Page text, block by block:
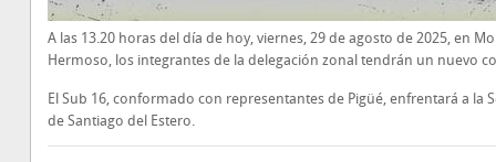
A las 13.20 horas del día de hoy, viernes, 29 de agosto de 2025, en
Hermoso, los integrantes de la delegación zonal tendrán un nuevo
El Sub 16, conformado con representantes de Pigüé, enfrentará a la
de Santiago del Estero.